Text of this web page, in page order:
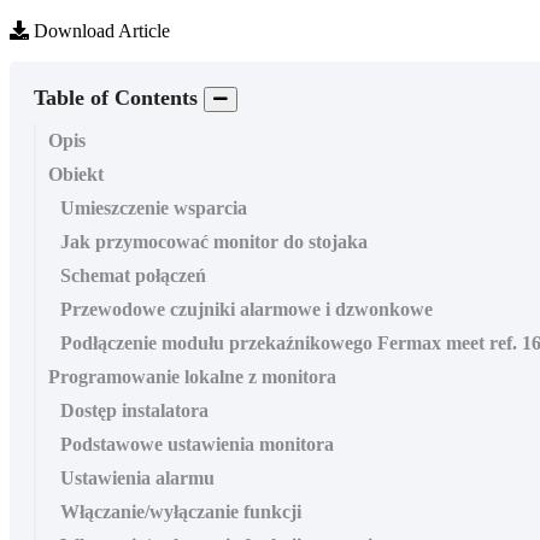
Download Article
Table of Contents
Opis
Obiekt
Umieszczenie wsparcia
Jak przymocować monitor do stojaka
Schemat połączeń
Przewodowe czujniki alarmowe i dzwonkowe
Podłączenie modułu przekaźnikowego Fermax meet ref.
Programowanie lokalne z monitora
Dostęp instalatora
Podstawowe ustawienia monitora
Ustawienia alarmu
Włączanie/wyłączanie funkcji